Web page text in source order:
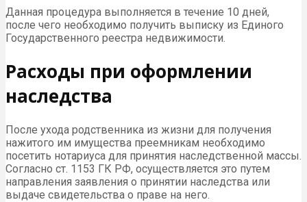
Данная процедура выполняется в течение 10 дней,
после чего необходимо получить выписку из Единого
Государственного реестра недвижимости.
Расходы при оформлении
наследства
После ухода родственника из жизни для получения
нажитого им имущества преемникам необходимо
посетить нотариуса для принятия наследственной массы.
Согласно ст. 1153 ГК РФ, осуществляется это путем
направления заявления о принятии наследства или
выдаче свидетельства о праве на него.